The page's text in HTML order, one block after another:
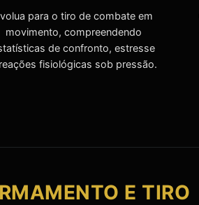
para o tiro de combate em
movimento, compreendendo
de confronto, estresse
fisiológicas sob pressão.
E TIRO